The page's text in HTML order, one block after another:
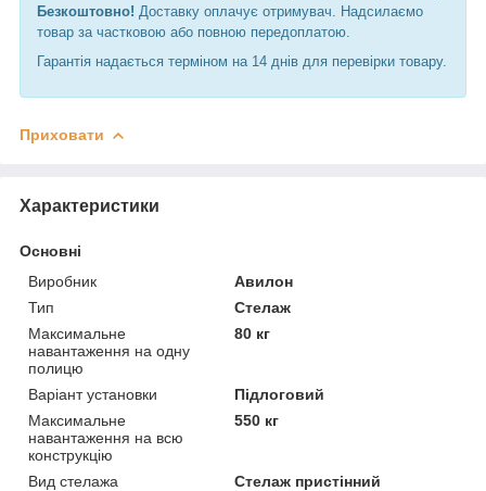
Безкоштовно! Доставку оплачує отримувач. Надсилаємо
товар за частковою або повною передоплатою.
Гарантія надається терміном на 14 днів для перевірки товару.
Приховати
Характеристики
Основні
Виробник
Авилон
Тип
Стелаж
Максимальне
навантаження на одну
полицю
80 кг
Варіант установки
Підлоговий
Максимальне
навантаження на всю
конструкцію
550 кг
Вид стелажа
Стелаж пристінний